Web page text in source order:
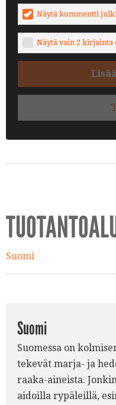
Näytä kommentti
Näytä vain 2 kirjainta
Suomi
Suomi
Suomessa on
tekevät marja- ja
raaka-aineista.
aidoilla rypäleillä,